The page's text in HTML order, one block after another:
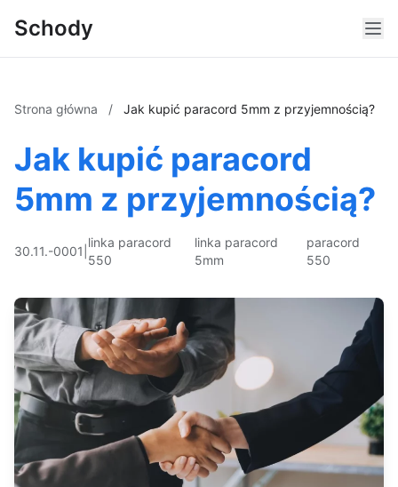
Schody
Strona główna / Jak kupić paracord 5mm z przyjemnością?
Jak kupić paracord
5mm z przyjemnością?
30.11.-0001
linka paracord
550
linka paracord
5mm
paracord
550